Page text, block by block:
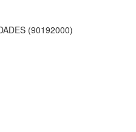
e Comunicações
(90192000)